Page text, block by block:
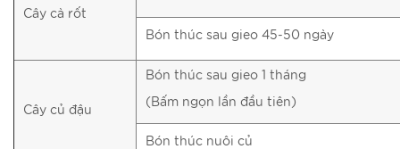
Cây cà rốt
Bón thúc sau gieo 45-50 ngày
Cây củ đậu
Bón thúc sau gieo 1 tháng
(Bấm ngọn lần đầu tiên)
Bón thúc nuôi củ